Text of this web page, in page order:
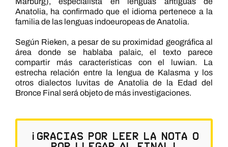
Anatolia, ha confirmado que el idioma pertenece a la
familia de las lenguas indoeuropeas de Anatolia.
Según Rieken, a pesar de su proximidad geográfica al
área donde se hablaba palaic, el texto parece
compartir más características con el luwian. La
estrecha relación entre la lengua de Kalasma y los
otros dialectos luvitas de Anatolia de la Edad del
Bronce Final será objeto de más investigaciones.
¡Gracias por leer la nota o